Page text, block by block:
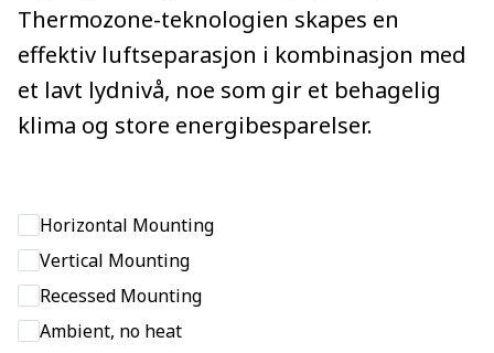
Thermozone-teknologien skapes en
effektiv luftseparasjon i kombinasjon med
et lavt lydnivå, noe som gir et behagelig
klima og store energibesparelser.
Horizontal Mounting
Vertical Mounting
Recessed Mounting
Ambient, no heat